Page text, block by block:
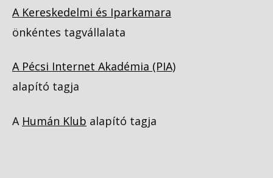
A Kereskedelmi és Iparkamara
önkéntes tagvállalata
A Pécsi Internet Akadémia (PIA)
alapító tagja
A Humán Klub alapító tagja